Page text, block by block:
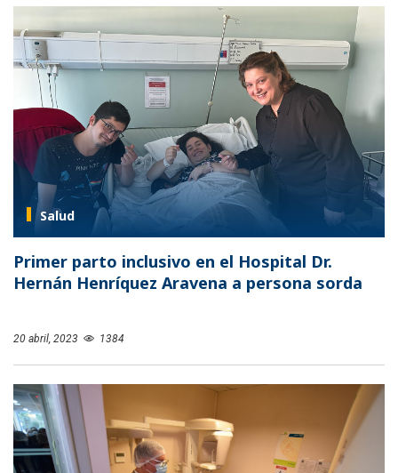
Salud
Primer parto inclusivo en el Hospital Dr.
Hernán Henríquez Aravena a persona sorda
20 abril, 2023 1384